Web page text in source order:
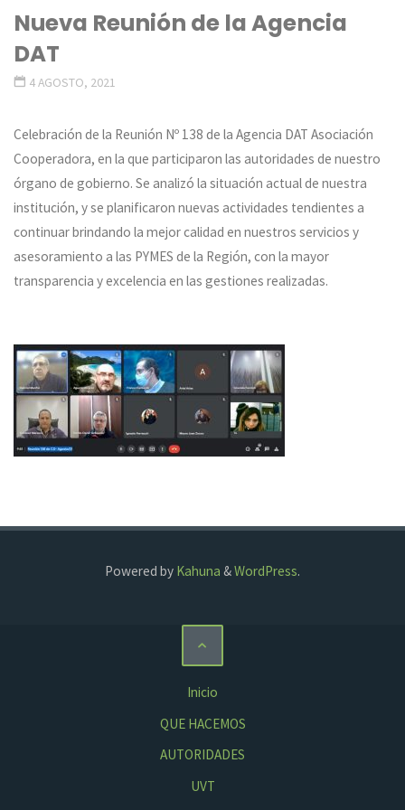
Nueva Reunión de la Agencia
DAT
4 AGOSTO, 2021
Celebración de la Reunión Nº 138 de la Agencia DAT Asociación
Cooperadora, en la que participaron las autoridades de nuestro
órgano de gobierno. Se analizó la situación actual de nuestra
institución, y se planificaron nuevas actividades tendientes a
continuar brindando la mejor calidad en nuestros servicios y
asesoramiento a las PYMES de la Región, con la mayor
transparencia y excelencia en las gestiones realizadas.
Powered by Kahuna &WordPress.
Inicio
QUE HACEMOS
AUTORIDADES
UVT